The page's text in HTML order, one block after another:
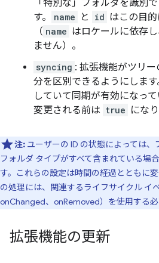
「特別な」フォルダを識別
す。
name と id はこの目
（ name はロケールに依存し
ません）。
syncing : 拡張機能がツリ
分を区別できるようにしま
していて同期が有効になっ
変更される前は true になり
注: ユーザーの ID の状態によっては
フォルダ タイプがすべて含まれている場
す。これらの設定は時間の経過とともに
の処理には、関連するライフサイクル イ
onChanged、onRemoved）を使用する必
拡張機能の更新